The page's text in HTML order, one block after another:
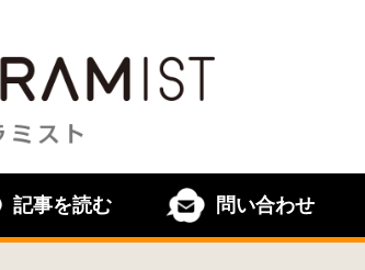
記事を読む 問い合わせ